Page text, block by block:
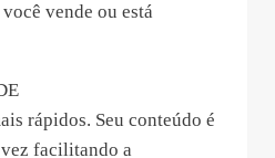
vende ou está
rápidos. Seu conteúdo é
facilitando a